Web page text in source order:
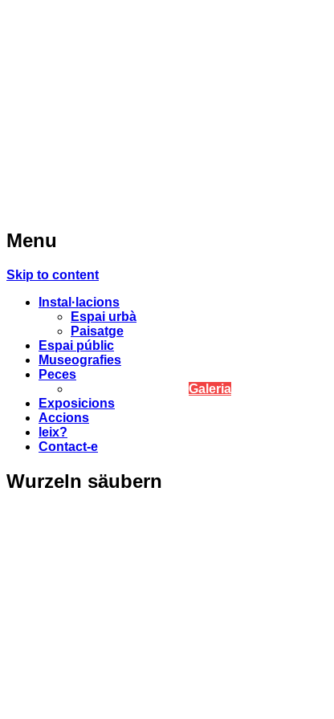
Menu
Skip to content
Instal·lacions
Espai urbà
Paisatge
Espai públic
Museografies
Peces
Galeria
Exposicions
Accions
leix?
Contact-e
Wurzeln säubern